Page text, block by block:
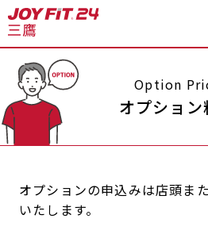
店舗トップ
会員様へのお知らせ入会のお手続きをする
Option
オプション
オプションの申込みは店頭ま
いたします。